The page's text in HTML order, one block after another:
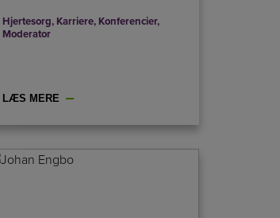
Hjertesorg, Karriere, Konferencier,
Moderator
LÆS MERE